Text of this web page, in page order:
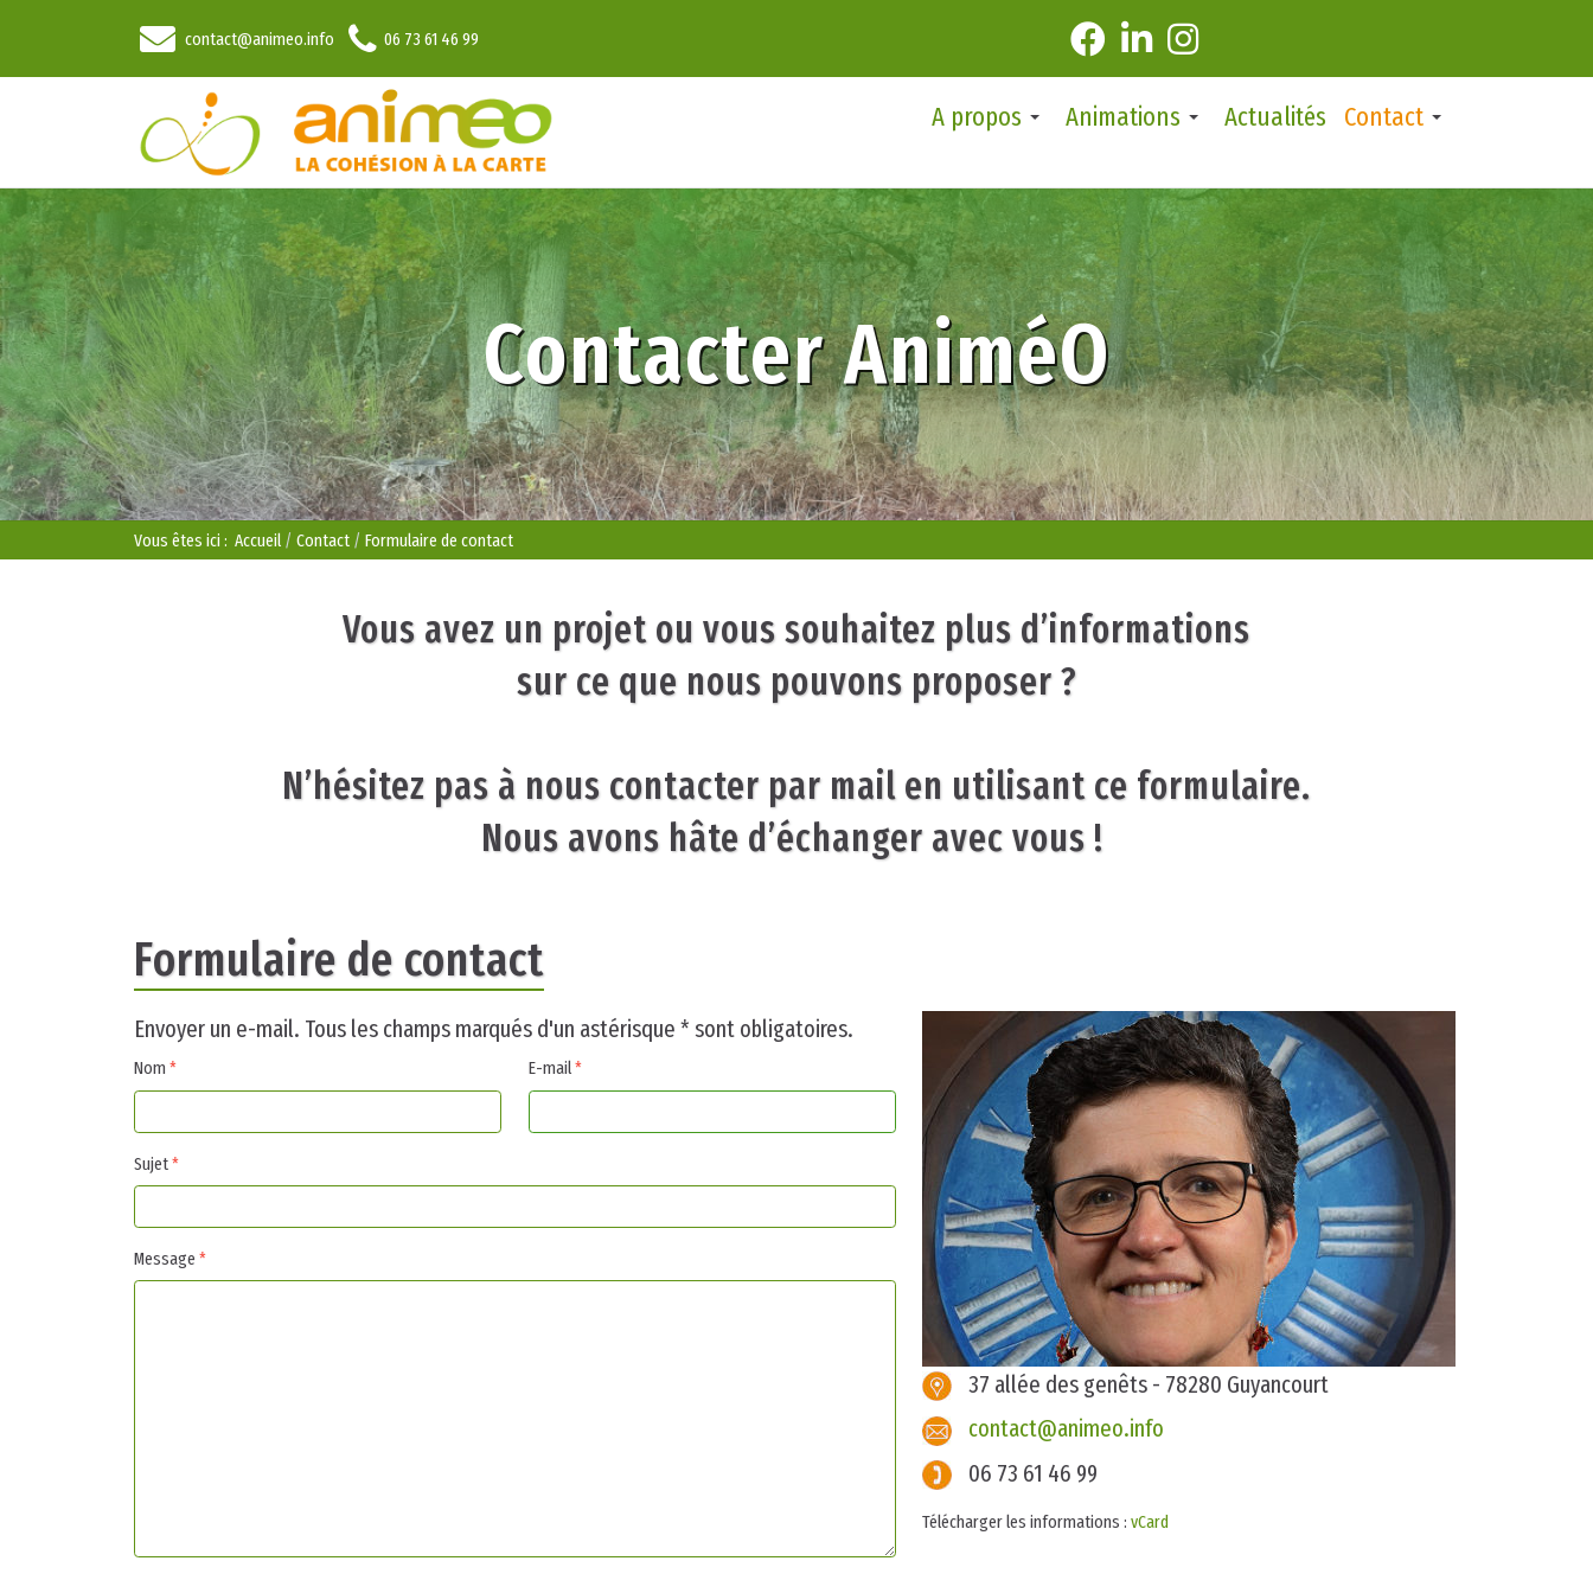
contact@animeo.info 06 73 61 46 99
A propos Animations Actualités Contact
Contacter AniméO
Vous êtes ici :Accueil Contact Formulaire de contact
Vous avez un projet ou vous souhaitez plus d’informations
sur ce que nous pouvons proposer ?
N’hésitez pas à nous contacter par mail en utilisant ce formulaire.
Nous avons hâte d’échanger avec vous !
Formulaire de contact
Envoyer un e-mail. Tous les champs marqués d'un astérisque * sont obligatoires.
Nom * E-mail*
Sujet*
Message *
37 allée des genêts - 78280 Guyancourt
contact@animeo.info
06 73 61 46 99
Télécharger les informations :vCard